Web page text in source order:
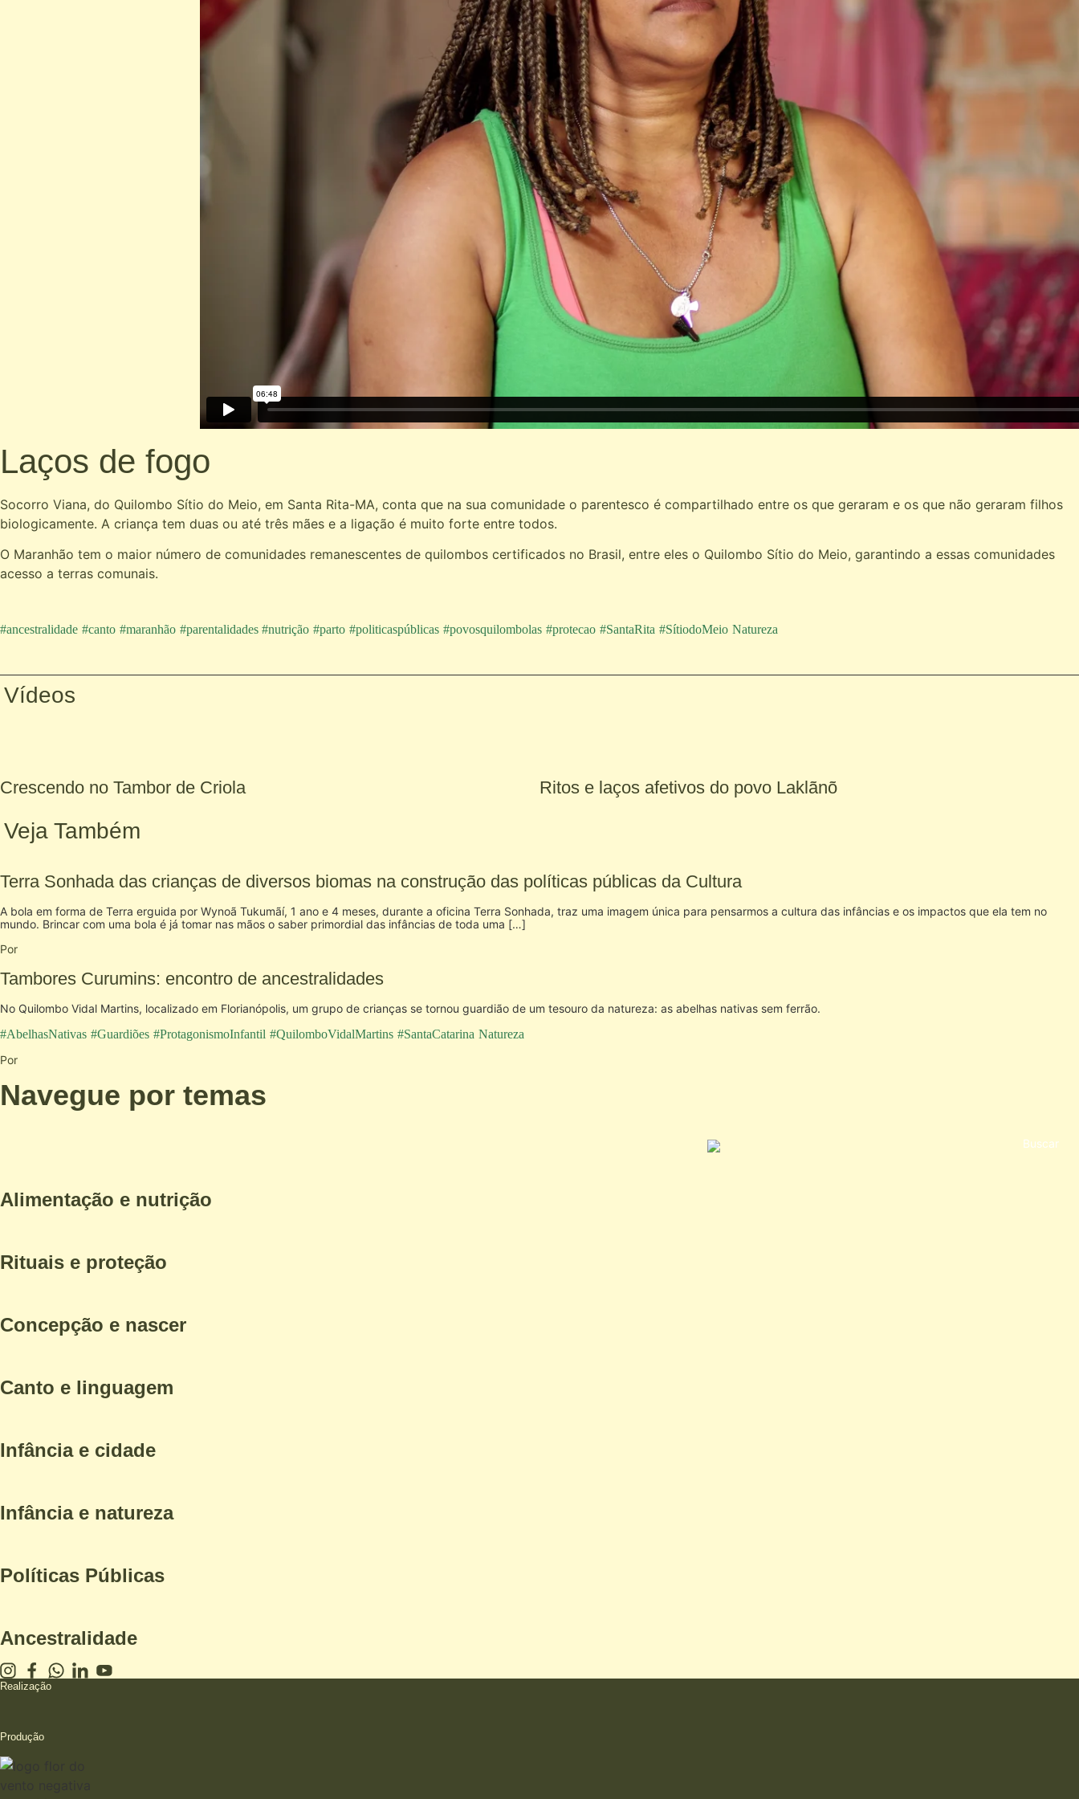
Laços de fogo
Socorro Viana, do Quilombo Sítio do Meio, em Santa Rita-MA, conta que na sua comunidade o parentesco é compartilhado entre os que geraram e os que não geraram filhos
biologicamente. A criança tem duas ou até três mães e a ligação é muito forte entre todos.
O Maranhão tem o maior número de comunidades remanescentes de quilombos certificados no Brasil, entre eles o Quilombo Sítio do Meio, garantindo a essas comunidades
acesso a terras comunais.
#ancestralidade #canto #maranhão #parentalidades #nutrição #parto #politicaspúblicas #povosquilombolas #protecao #SantaRita #SítiodoMeio Natureza
Vídeos
Crescendo no Tambor de Criola Ritos e laços afetivos do povo Laklãnõ
Veja Também
Terra Sonhada das crianças de diversos biomas na construção das políticas públicas da Cultura
A bola em forma de Terra erguida por Wynoã Tukumãí, 1 ano e 4 meses, durante a oficina Terra Sonhada, traz uma imagem única para pensarmos a cultura das infâncias e os impactos que ela tem no
mundo. Brincar com uma bola é já tomar nas mãos o saber primordial das infâncias de toda uma […]
Por
Tambores Curumins: encontro de ancestralidades
No Quilombo Vidal Martins, localizado em Florianópolis, um grupo de crianças se tornou guardião de um tesouro da natureza: as abelhas nativas sem ferrão.
#AbelhasNativas #Guardiões #ProtagonismoInfantil #QuilomboVidalMartins #SantaCatarina Natureza
Por
Navegue por temas
Alimentação e nutrição
Rituais e proteção
Concepção e nascer
Canto e linguagem
Infância e cidade
Infância e natureza
Políticas Públicas
Ancestralidade
Realização
Produção